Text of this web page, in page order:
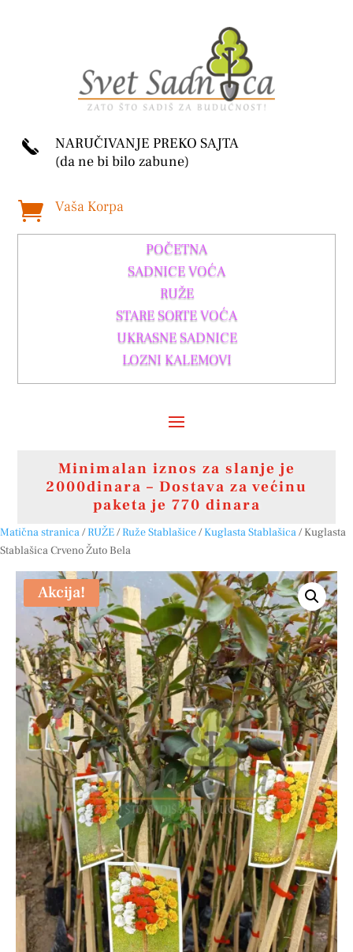
NARUČIVANJE PREKO SAJTA
(da ne bi bilo zabune)
 Vaša Korpa
POČETNA
SADNICE VOĆA
RUŽE
STARE SORTE VOĆA
UKRASNE SADNICE
LOZNI KALEMOVI
Minimalan iznos za slanje je
2000dinara – Dostava za većinu
paketa je 770 dinara
Matična stranica/RUŽE/Ruže Stablašice/Kuglasta Stablašica/ Kuglasta
Stablašica Crveno Žuto Bela
Akcija!